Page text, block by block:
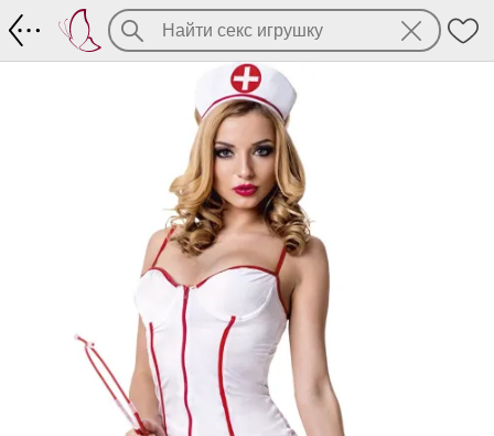
Обворожительный костюм медсестры